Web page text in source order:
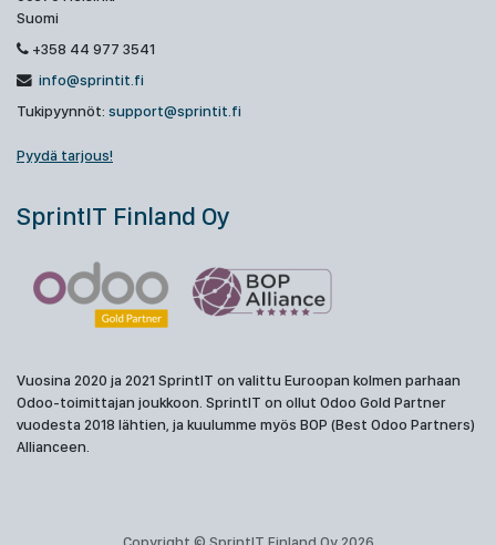
Suomi
+358 44 977 3541
info@sprintit.fi
Tukipyynnöt: support@sprintit.fi
Pyydä tarjous!
SprintIT Finland Oy
Vuosina 2020 ja 2021 SprintIT on valittu Euroopan kolmen parhaan
Odoo-toimittajan joukkoon. SprintIT on ollut Odoo Gold Partner
vuodesta 2018 lähtien, ja kuulumme myös BOP (Best Odoo Partners)
Allianceen.
Copyright © SprintIT Finland Oy 2026